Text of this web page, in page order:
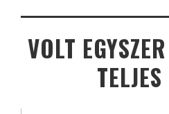
VOLT